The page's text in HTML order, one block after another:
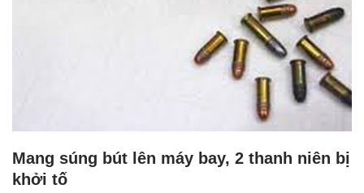
Mang súng bút lên máy bay, 2 thanh niên bị
khởi tố